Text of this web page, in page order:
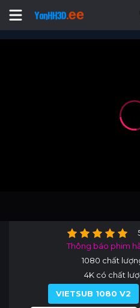
Thông báo phim
1080 chất
4K có chất
VIETSUB 1080 V2